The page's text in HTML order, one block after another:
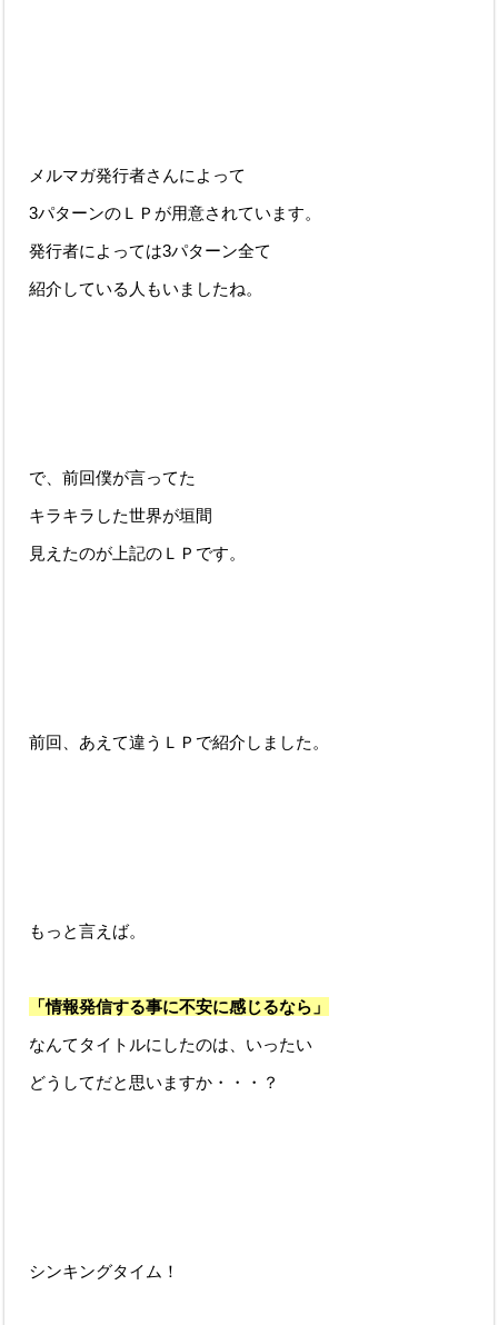
メルマガ発行者さんによって
3パターンのＬＰが用意されています。
発行者によっては3パターン全て
紹介している人もいましたね。
で、前回僕が言ってた
キラキラした世界が垣間
見えたのが上記のＬＰです。
前回、あえて違うＬＰで紹介しました。
もっと言えば。
「情報発信する事に不安に感じるなら」
なんてタイトルにしたのは、いったい
どうしてだと思いますか・・・？
シンキングタイム！